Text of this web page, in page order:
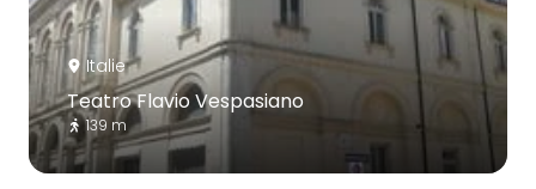
Italie
Teatro Flavio Vespasiano
139 m